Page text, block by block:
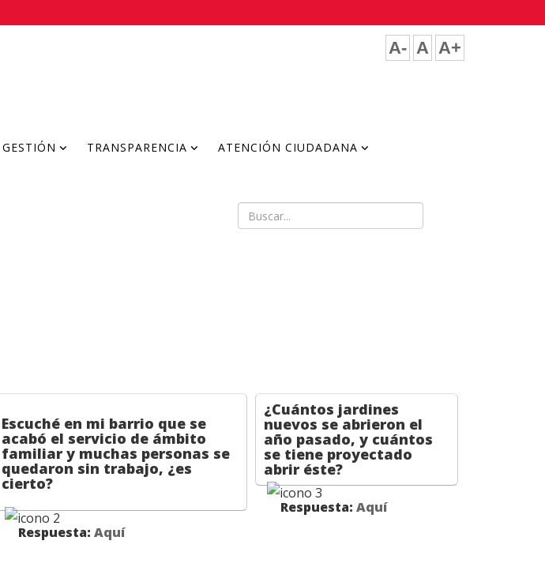
A- A A+
GESTIÓN TRANSPARENCIA ATENCIÓN CIUDADANA
Escuché en mi barrio que se
acabó el servicio de ámbito
familiar y muchas personas se
quedaron sin trabajo, ¿es
cierto?
Respuesta: Aquí
¿Cuántos jardines
nuevos se abrieron el
año pasado, y cuántos
se tiene proyectado
abrir éste?
Respuesta: Aquí